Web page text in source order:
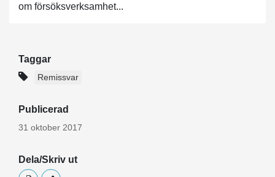
om försöksverksamhet...
Taggar
Remissvar
Publicerad
31 oktober 2017
Dela/Skriv ut